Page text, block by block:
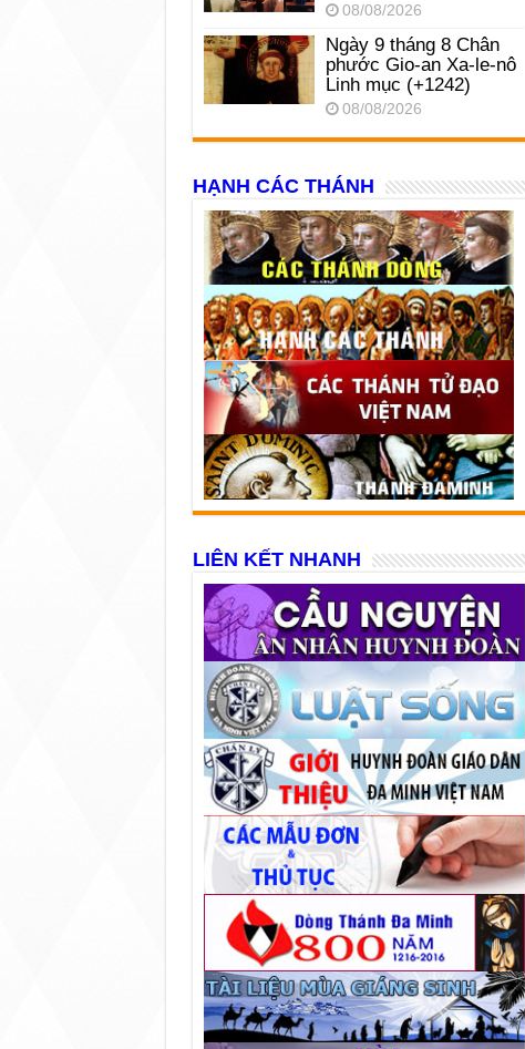
08/08/2026
Ngày 9 tháng 8 Chân
phước Gio-an Xa-le-nô
Linh mục (+1242)
08/08/2026
HẠNH CÁC THÁNH
LIÊN KẾT NHANH